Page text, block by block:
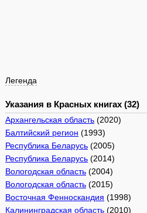
Легенда
Указания в Красных книгах (32)
Архангельская область (2020)
Балтийский регион (1993)
Республика Беларусь (2005)
Республика Беларусь (2014)
Вологодская область (2004)
Вологодская область (2015)
Восточная Фенноскандия (1998)
Калининградская область (2010)